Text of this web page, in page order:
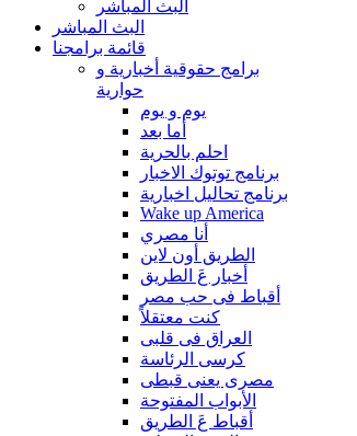
البث المباشر
البث المباشر
قائمة برامجنا
برامج حقوقية أخبارية و
حوارية
يوم و يوم
أما بعد
احلم بالحرية
برنامج توتوك الاخبار
برنامج تحاليل اخبارية
Wake up America
أنا مصري
الطريق أون لاين
أخبار عَ الطريق
أقباط فى حب مصر
كنت معتقلاً
العراق فى قلبى
كرسى الرئاسة
مصرى يعنى قبطى
الأبواب المفتوحة
أقباط عَ الطريق